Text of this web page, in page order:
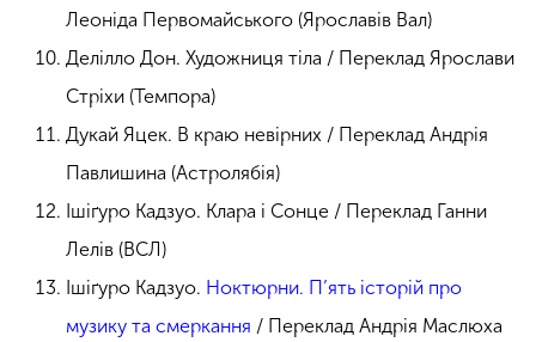
Леоніда Первомайського (Ярославів Вал)
Делілло Дон. Художниця тіла / Переклад Ярослави
Стріхи (Темпора)
Дукай Яцек. В краю невірних / Переклад Андрія
Павлишина (Астролябія)
Ішіґуро Кадзуо. Клара і Сонце / Переклад Ганни
Лелів (ВСЛ)
Ішіґуро Кадзуо. Ноктюрни. П’ять історій про
музику та смеркання / Переклад Андрія Маслюха